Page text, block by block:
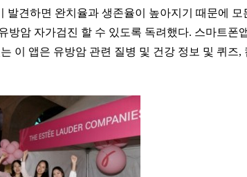
견하면 완치율과 생존율이 높아지기 때문에 모
방암 자가검진 할 수 있도록 독려했다. 스마트폰
이 앱은 유방암 관련 질병 및 건강 정보 및 퀴즈,